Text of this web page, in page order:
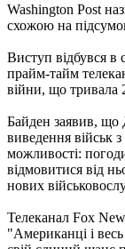
Washington Post
схожою на
Виступ відбувся в
прайм-тайм
війни, що тривала
Байден заявив, що
виведення військ
можливості:
відмовитися від
нових
Телеканал Fox
"Американці і весь